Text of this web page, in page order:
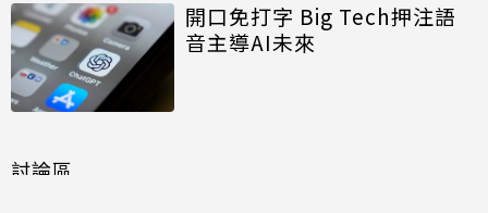
開口免打字 Big Tech押注語
音主導AI未來
討論區